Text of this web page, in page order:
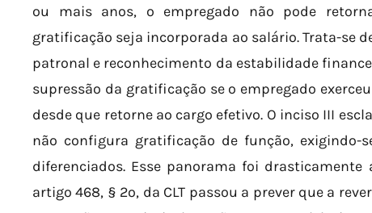
ou mais anos, o empregado não pode
gratificação seja incorporada ao salário. Trata-se
patronal e reconhecimento da estabilidade
supressão da gratificação se o empregado
desde que retorne ao cargo efetivo. O inciso III
não configura gratificação de função, exigindo-
diferenciados. Esse panorama foi drasticamente
artigo 468, § 2º, da CLT passou a prever que a